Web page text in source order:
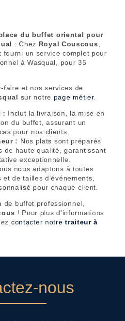
du buffet oriental pour
: Chez Royal Couscous,
fourni un service complet pour
à Wasqual, pour 35
faire et nos services de
sur notre page métier.
: Inclut la livraison, la mise en
du buffet, assurant un
pour nos clients.
: Nos plats sont préparés
de haute qualité, garantissant
exceptionnelle.
nous adaptons à toutes
et de tailles d'événements,
pour chaque client.
de buffet professionnel,
! Pour plus d'informations
contacter notretraiteur à
nous